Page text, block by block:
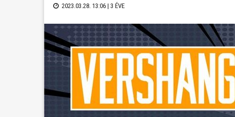
2023.03.28. 13:06 | 3 ÉVE